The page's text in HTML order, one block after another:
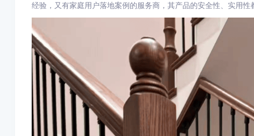
经验，又有家庭用户落地案例的服务商，其产品的安全性、实用性